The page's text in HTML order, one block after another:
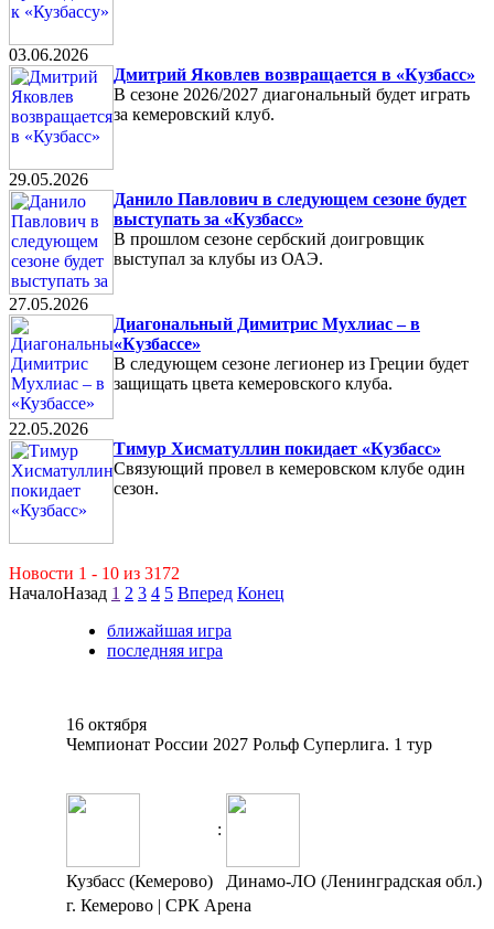
03.06.2026
Дмитрий Яковлев возвращается в «Кузбасс»
В сезоне 2026/2027 диагональный будет играть
за кемеровский клуб.
29.05.2026
Данило Павлович в следующем сезоне будет
выступать за «Кузбасс»
В прошлом сезоне сербский доигровщик
выступал за клубы из ОАЭ.
27.05.2026
Диагональный Димитрис Мухлиас – в
«Кузбассе»
В следующем сезоне легионер из Греции будет
защищать цвета кемеровского клуба.
22.05.2026
Тимур Хисматуллин покидает «Кузбасс»
Связующий провел в кемеровском клубе один
сезон.
Новости 1 - 10 из 3172
НачалоНазад 1 2 3 4 5 Вперед Конец
ближайшая игра
последняя игра
16 октября
Чемпионат России 2027 Рольф Суперлига. 1 тур
:
Кузбасс (Кемерово)
Динамо-ЛО (Ленинградская обл.)
г. Кемерово | СРК Арена